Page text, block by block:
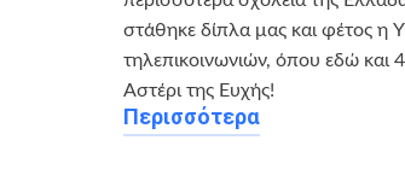
στάθηκε δίπλα μας και φέτος η
τηλεπικοινωνιών, όπου εδώ και
Αστέρι της Ευχής!
Περισσότερα